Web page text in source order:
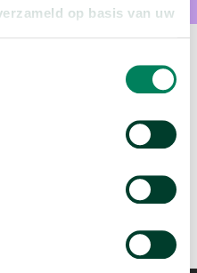
op basis van uw
arrow_forward